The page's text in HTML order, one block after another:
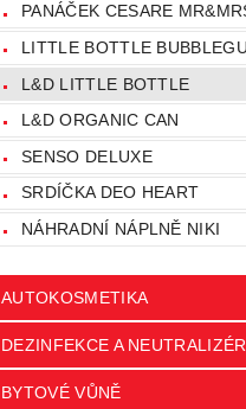
PANÁČEK CESARE
LITTLE BOTTLE
L&D LITTLE BOTTLE
L&D ORGANIC CAN
SENSO DELUXE
SRDÍČKA DEO HEART
NÁHRADNÍ NÁPLNĚ NIKI
AUTOKOSMETIKA
DEZINFEKCE A
BYTOVÉ VŮNĚ